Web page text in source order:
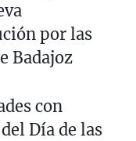
por las
Badajoz
con
Día de las